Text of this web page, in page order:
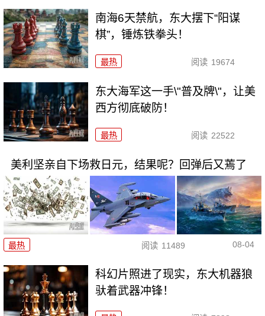
南海6天禁航，东大摆下“阳谋
棋”，锤炼铁拳头！
最热 阅读 19674
东大海军这一手\"普及牌\"，让美
西方彻底破防！
最热 阅读 22522
美利坚亲自下场救日元，结果呢？回弹后又蔫了
最热 阅读 11489 08-04
科幻片照进了现实，东大机器狼
驮着武器冲锋！